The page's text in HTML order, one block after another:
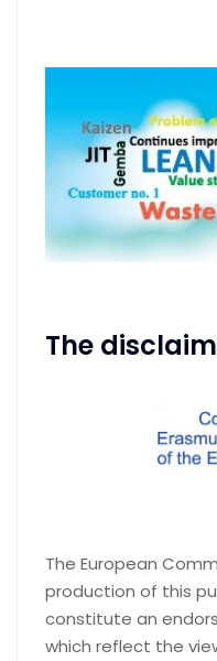
The
The European
production of this
constitute an
which reflect the